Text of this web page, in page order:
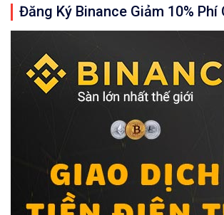
Quan trọng: Các nhận
𝘟𝘦𝘮 𝘤𝘩𝘪 𝘵𝘪ế𝘵: https://
✨🏆𝐀𝐧 𝐭â𝐦 𝐦ở 𝐭à𝐢 𝐤𝐡𝐨ả𝐧 𝐠𝐢𝐚𝐨 𝐝ị𝐜𝐡
👉𝘔ở 𝘵à𝘪 𝘬𝘩𝘰ả𝘯 𝘵𝘳ê𝘯 𝘴à𝘯
Đăng Ký Binance Giảm 10% Phí